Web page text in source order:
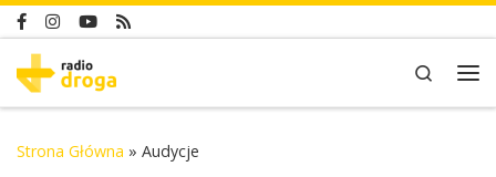
Skip to content
Search
Strona Główna » Audycje